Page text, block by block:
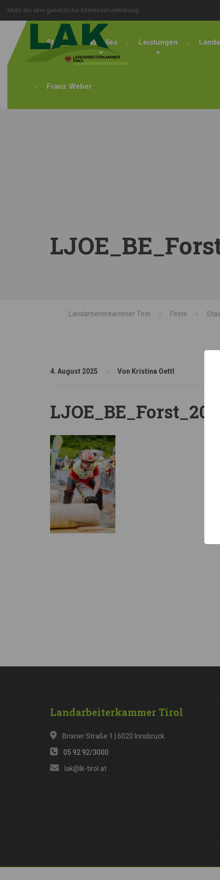
Mehr als eine gesetzliche Interessenvertretung
Start Aktuelles Leistungen
Franz Weber
Landarbeiterkammer Tirol Feste
4. August 2025 Von Kristina Oettl
LandarbeiterkammerTirol
Brixner Straße 1 | 6020 Innsbruck
05 92 92/3000
lak@lk-tirol.at